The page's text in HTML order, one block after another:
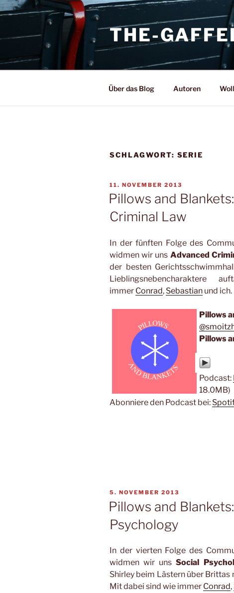
Zum
Inhalt
THE-
Über das Blog Autoren
SCHLAGWORT: SERIE
VERÖFFENTLICHT
AM
11. NOVEMBER 2013
Pillows and
Criminal Law
In der fünften Folge des
widmen wir uns Advanced
der besten
Lieblingsnebencharaktere
immer Conrad, Sebastian und ich.
Pillows
Pillows
Podcast:
18.0MB)
Abonniere den Podcast bei:
VERÖFFENTLICHT
5. NOVEMBER 2013
Pillows and
Psychology
In der vierten Folge des
widmen wir unsSocial
Shirley beim Lästern über Brittas
Mit dabei sind wie immer Conrad,